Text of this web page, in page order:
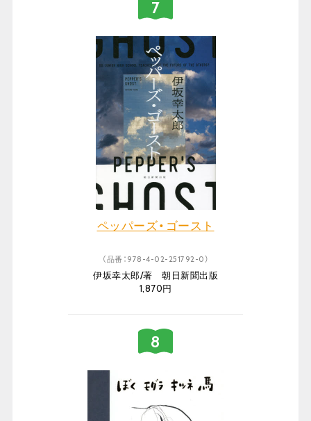
ペッパーズ・ゴースト
（品番：978-4-02-251792-0）
伊坂幸太郎/著 朝日新聞出版
1,870円